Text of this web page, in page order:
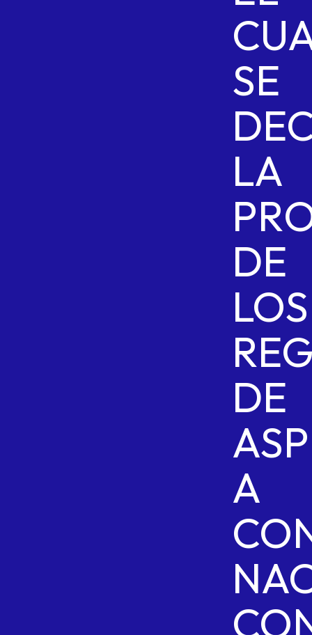
SE
LA
DE
LOS
DE
A